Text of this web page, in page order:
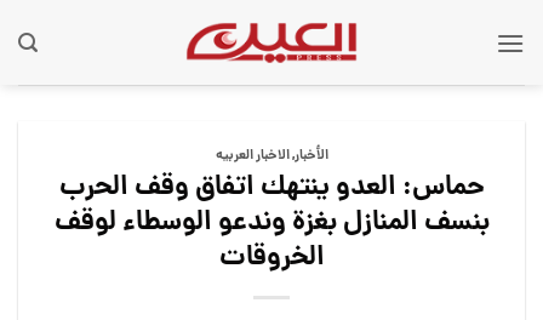
الأخبار,الاخبار العربيه
حماس: العدو ينتهك اتفاق وقف الحرب
بنسف المنازل بغزة وندعو الوسطاء لوقف
الخروقات